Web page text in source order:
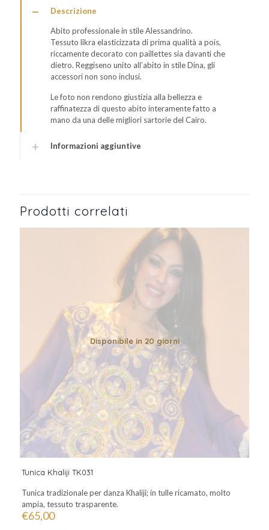
Descrizione
Abito professionale in stile Alessandrino.
Tessuto likra elasticizzata di prima qualità a pois,
riccamente decorato con paillettes sia davanti che
dietro. Reggiseno unito all’abito in stile Dina, gli
accessori non sono inclusi.
Le foto non rendono giustizia alla bellezza e
raffinatezza di questo abito interamente fatto a
mano da una delle migliori sartorie del Cairo.
Informazioni aggiuntive
Prodotti correlati
Disponibile in 20 giorni
Tunica Khaliji TK031
Tunica tradizionale per danza Khaliji; in tulle ricamato, molto
ampia, tessuto trasparente.
€65,00